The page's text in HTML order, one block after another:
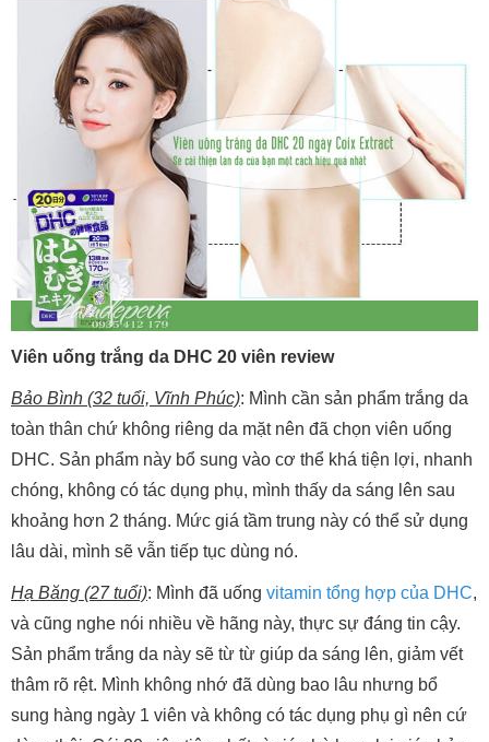
Viên uống trắng da DHC 20 viên review
Bảo Bình (32 tuổi, Vĩnh Phúc): Mình cần sản phẩm trắng da
toàn thân chứ không riêng da mặt nên đã chọn viên uống
DHC. Sản phẩm này bổ sung vào cơ thể khá tiện lợi, nhanh
chóng, không có tác dụng phụ, mình thấy da sáng lên sau
khoảng hơn 2 tháng. Mức giá tầm trung này có thể sử dụng
lâu dài, mình sẽ vẫn tiếp tục dùng nó.
Hạ Băng (27 tuổi): Mình đã uống vitamin tổng hợp của DHC,
và cũng nghe nói nhiều về hãng này, thực sự đáng tin cậy.
Sản phẩm trắng da này sẽ từ từ giúp da sáng lên, giảm vết
thâm rõ rệt. Mình không nhớ đã dùng bao lâu nhưng bổ
sung hàng ngày 1 viên và không có tác dụng phụ gì nên cứ